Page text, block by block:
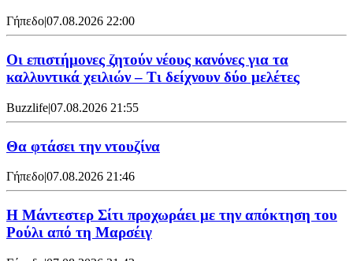
Γήπεδο|07.08.2026 22:00
Οι επιστήμονες ζητούν νέους κανόνες για τα
καλλυντικά χειλιών – Τι δείχνουν δύο μελέτες
Buzzlife|07.08.2026 21:55
Θα φτάσει την ντουζίνα
Γήπεδο|07.08.2026 21:46
Η Μάντεστερ Σίτι προχωράει με την απόκτηση του
Ρούλι από τη Μαρσέιγ